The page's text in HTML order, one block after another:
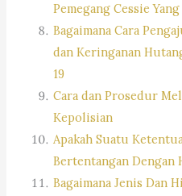
Pemegang Cessie
Bagaimana Cara
dan Keringanan
19
Cara dan Prosedur
Kepolisian
Apakah Suatu
Bertentangan Dengan
Bagaimana Jenis Dan